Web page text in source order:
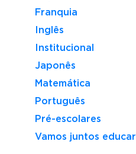
Franquia
Inglês
Institucional
Japonês
Matemática
Português
Pré-escolares
Vamos juntos educar